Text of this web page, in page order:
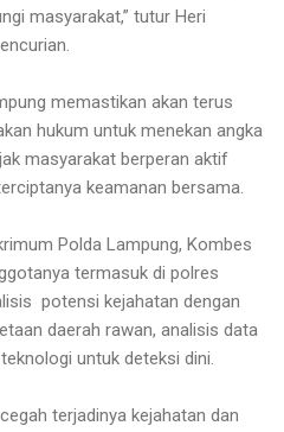
masyarakat,” tutur Heri
memastikan akan terus
hukum untuk menekan angka
masyarakat berperan aktif
keamanan bersama.
Polda Lampung, Kombes
termasuk di polres
potensi kejahatan dengan
daerah rawan, analisis data
untuk deteksi dini.
terjadinya kejahatan dan